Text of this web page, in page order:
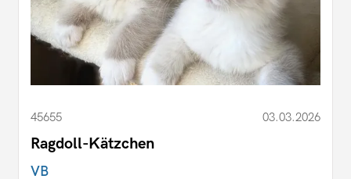
45655 03.03.2026
Ragdoll-Kätzchen
VB